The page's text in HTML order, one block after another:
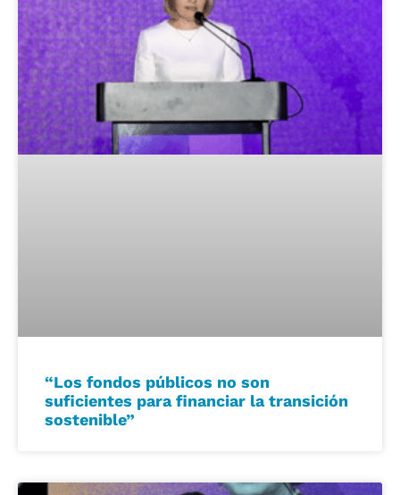
“Los fondos públicos no son
suficientes para financiar la transición
sostenible”